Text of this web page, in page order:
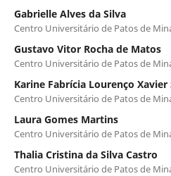
Gabrielle Alves da Silva
Centro Universitário de Patos de
Gustavo Vitor Rocha de Matos
Centro Universitário de Patos de
Karine Fabrícia Lourenço Xavier
Centro Universitário de Patos de
Laura Gomes Martins
Centro Universitário de Patos de
Thalia Cristina da Silva Castro
Centro Universitário de Patos de